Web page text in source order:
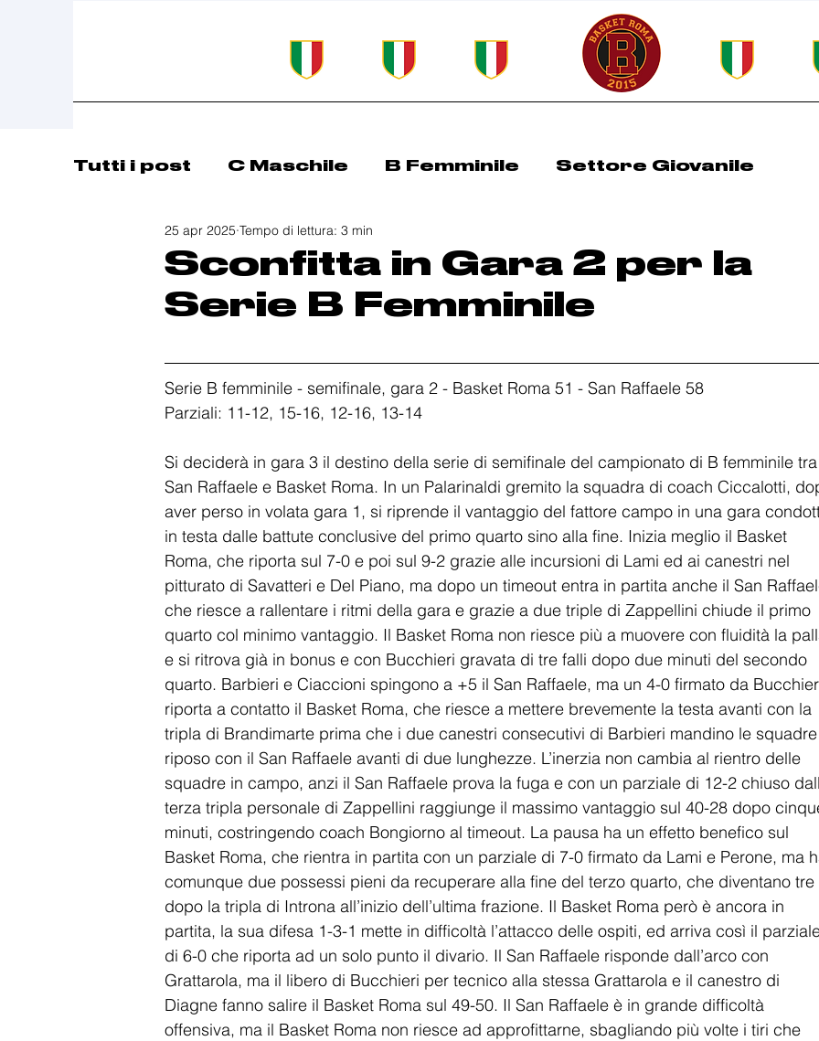
Tutti i post C Maschile B Femminile Settore Giovanile
Comunicazioni Basket Roma Spring Cup
Sconfitta in Gara 2 per la
Serie B Femminile
25 apr 2025 Tempo di lettura: 3 min
Serie B femminile - semifinale, gara 2 - Basket Roma 51 - San Raffaele 58
Parziali: 11-12, 15-16, 12-16, 13-14
Si deciderà in gara 3 il destino della serie di semifinale del campionato di B femminile
San Raffaele e Basket Roma. In un Palarinaldi gremito la squadra di coach Ciccalotti,
aver perso in volata gara 1, si riprende il vantaggio del fattore campo in una gara
in testa dalle battute conclusive del primo quarto sino alla fine. Inizia meglio il Basket
Roma, che riporta sul 7-0 e poi sul 9-2 grazie alle incursioni di Lami ed ai canestri nel
pitturato di Savatteri e Del Piano, ma dopo un timeout entra in partita anche il San
che riesce a rallentare i ritmi della gara e grazie a due triple di Zappellini chiude il primo
quarto col minimo vantaggio. Il Basket Roma non riesce più a muovere con fluidità la
e si ritrova già in bonus e con Bucchieri gravata di tre falli dopo due minuti del secondo
quarto. Barbieri e Ciaccioni spingono a +5 il San Raffaele, ma un 4-0 firmato da
riporta a contatto il Basket Roma, che riesce a mettere brevemente la testa avanti con la
tripla di Brandimarte prima che i due canestri consecutivi di Barbieri mandino le
riposo con il San Raffaele avanti di due lunghezze. L’inerzia non cambia al rientro delle
squadre in campo, anzi il San Raffaele prova la fuga e con un parziale di 12-2 chiuso
terza tripla personale di Zappellini raggiunge il massimo vantaggio sul 40-28 dopo
minuti, costringendo coach Bongiorno al timeout. La pausa ha un effetto benefico sul
Basket Roma, che rientra in partita con un parziale di 7-0 firmato da Lami e Perone, ma
comunque due possessi pieni da recuperare alla fine del terzo quarto, che diventano tre
dopo la tripla di Introna all’inizio dell’ultima frazione. Il Basket Roma però è ancora in
partita, la sua difesa 1-3-1 mette in difficoltà l’attacco delle ospiti, ed arriva così il
di 6-0 che riporta ad un solo punto il divario. Il San Raffaele risponde dall’arco con
Grattarola, ma il libero di Bucchieri per tecnico alla stessa Grattarola e il canestro di
Diagne fanno salire il Basket Roma sul 49-50. Il San Raffaele è in grande difficoltà
offensiva, ma il Basket Roma non riesce ad approfittarne, sbagliando più volte i tiri che